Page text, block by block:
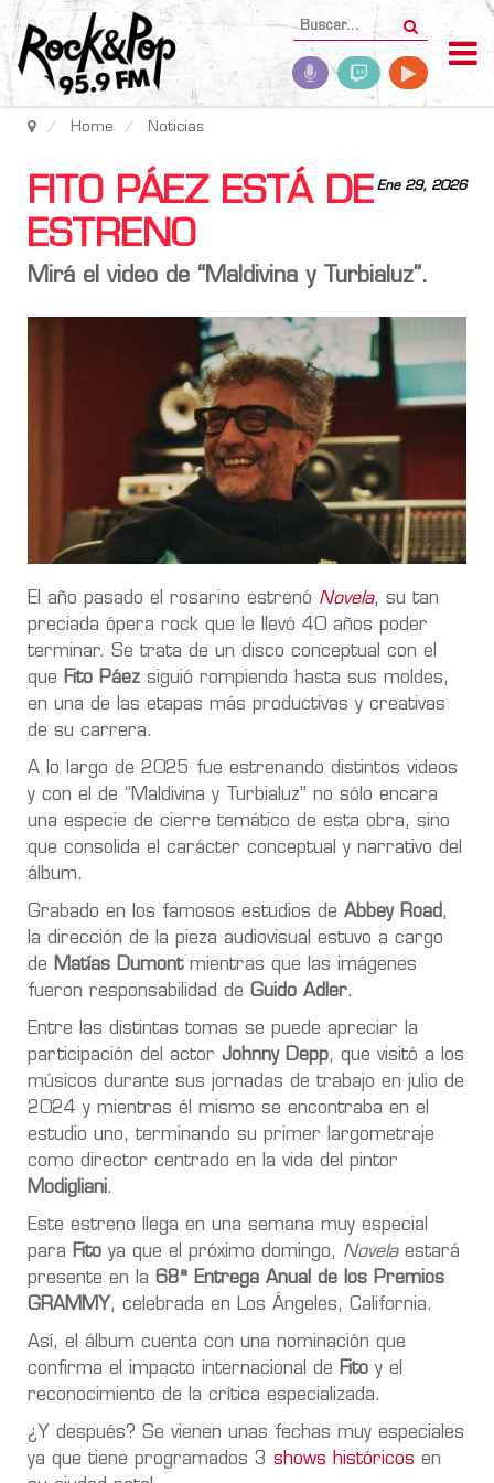
Home Noticias
Ene 29, 2026
FITO PÁEZ ESTÁ DE
ESTRENO
Mirá el video de “Maldivina y Turbialuz”.
El año pasado el rosarino estrenó Novela, su tan
preciada ópera rock que le llevó 40 años poder
terminar. Se trata de un disco conceptual con el
que Fito Páez siguió rompiendo hasta sus moldes,
en una de las etapas más productivas y creativas
de su carrera.
A lo largo de 2025 fue estrenando distintos videos
y con el de “Maldivina y Turbialuz” no sólo encara
una especie de cierre temático de esta obra, sino
que consolida el carácter conceptual y narrativo del
álbum.
Grabado en los famosos estudios de Abbey Road,
la dirección de la pieza audiovisual estuvo a cargo
de
Matías Dumontmientras que las imágenes
fueron responsabilidad de Guido Adler.
Entre las distintas tomas se puede apreciar la
participación del actor Johnny Depp, que visitó a los
músicos durante sus jornadas de trabajo en julio de
2024 y mientras él mismo se encontraba en el
estudio uno, terminando su primer largometraje
como director centrado en la vida del pintor
Modigliani.
Este estreno llega en una semana muy especial
para Fito ya que el próximo domingo, Novelaestará
presente en la 68ª Entrega Anual de los Premios
GRAMMY, celebrada en Los Ángeles, California.
Así, el álbum cuenta con una nominación que
confirma el impacto internacional de Fito y el
reconocimiento de la crítica especializada.
¿Y después? Se vienen unas fechas muy especiales
ya que tiene programados 3 shows históricos en